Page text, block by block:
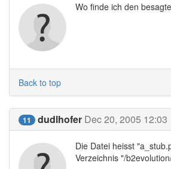
Wo finde ich den
Back to top
11 dudlhofer Dec 20, 2005 12:03
Die Datei heisst
Verzeichnis "/